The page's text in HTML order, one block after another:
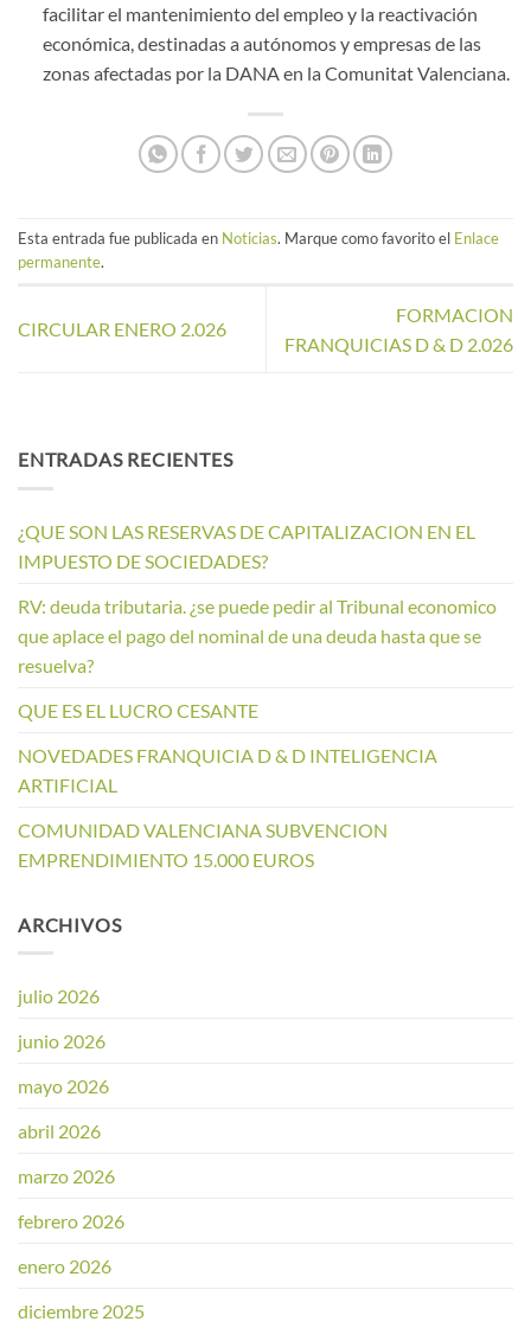
facilitar el mantenimiento del empleo y la reactivación
económica, destinadas a autónomos y empresas de las
zonas afectadas por la DANA en la Comunitat Valenciana.
Esta entrada fue publicada en Noticias. Marque como favorito el Enlace
permanente.
CIRCULAR ENERO 2.026
FORMACION
FRANQUICIAS D & D 2.026
ENTRADAS RECIENTES
¿QUE SON LAS RESERVAS DE CAPITALIZACION EN EL
IMPUESTO DE SOCIEDADES?
RV: deuda tributaria. ¿se puede pedir al Tribunal economico
que aplace el pago del nominal de una deuda hasta que se
resuelva?
QUE ES EL LUCRO CESANTE
NOVEDADES FRANQUICIA D & D INTELIGENCIA
ARTIFICIAL
COMUNIDAD VALENCIANA SUBVENCION
EMPRENDIMIENTO 15.000 EUROS
ARCHIVOS
julio 2026
junio 2026
mayo 2026
abril 2026
marzo 2026
febrero 2026
enero 2026
diciembre 2025